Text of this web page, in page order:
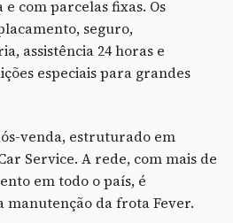
e com parcelas fixas. Os
seguro,
assistência 24 horas e
especiais para grandes
venda, estruturado em
Service. A rede, com mais de
em todo o país, é
manutenção da frota Fever.